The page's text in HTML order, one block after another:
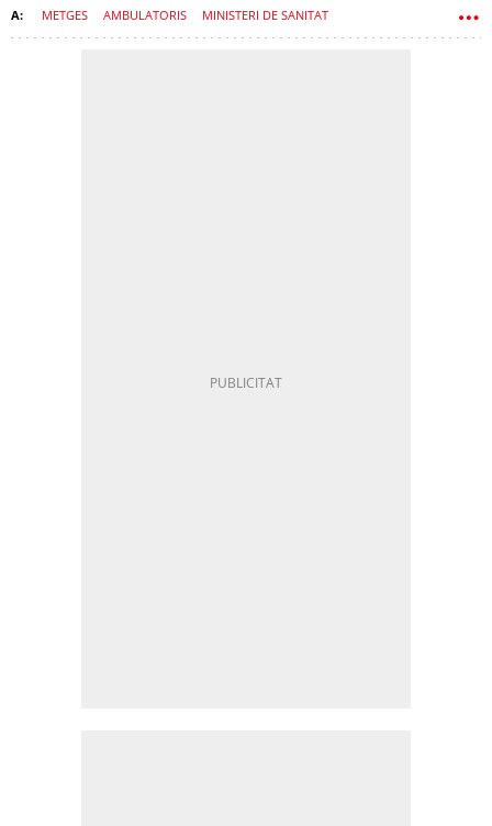
METGES AMBULATORIS MINISTERI DE SANITAT